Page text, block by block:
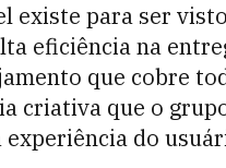
existe para ser
eficiência na
que cobre
criativa que o
do